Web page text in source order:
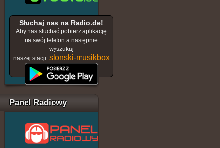
Słuchaj nas na Radio.de!
Aby nas słuchać pobierz aplikację
na swój telefon a następnie
wyszukaj
naszej stacji: slonski-musikbox
Panel Radiowy